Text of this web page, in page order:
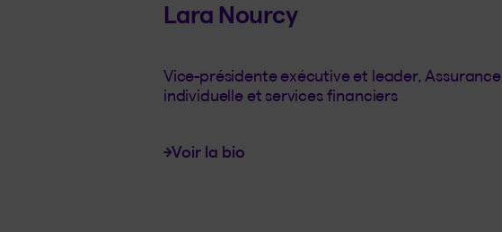
Lara Nourcy
Vice-présidente exécutive et leader, Assurance
individuelle et services financiers
Voir la bio
LINK_SR_DE Lara Nourcy